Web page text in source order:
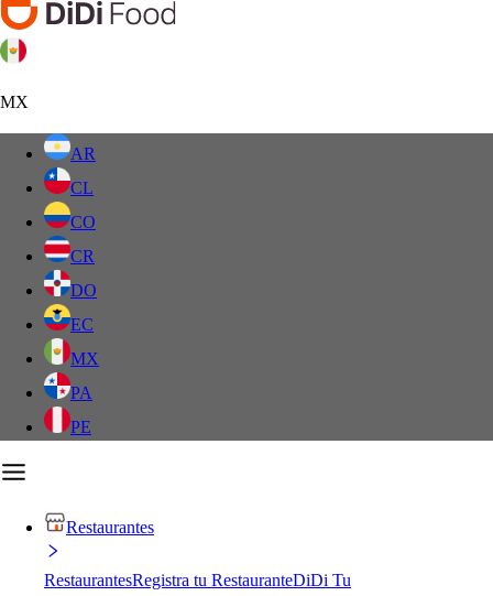
MX
AR
CL
CO
CR
DO
EC
MX
PA
PE
Restaurantes
RestaurantesRegistra tu RestauranteDiDi Tu